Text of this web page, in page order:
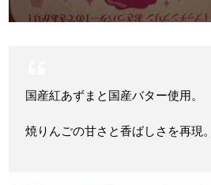
国産紅あずまと国産バター使用。
焼りんごの甘さと香ばしさを再現